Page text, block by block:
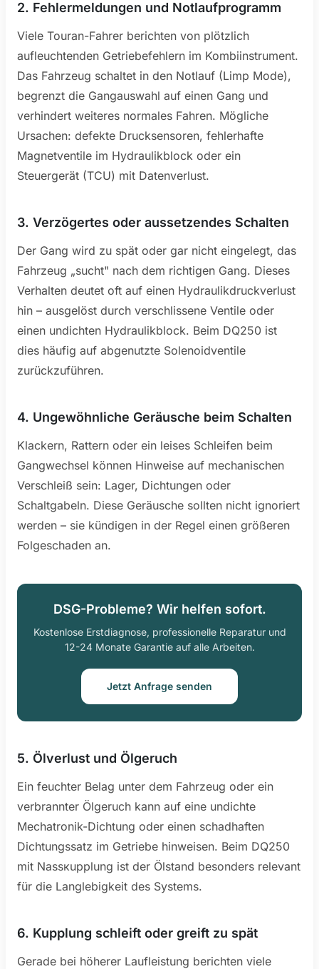
2. Fehlermeldungen und Notlaufprogramm
Viele Touran-Fahrer berichten von plötzlich
aufleuchtenden Getriebefehlern im Kombiinstrument.
Das Fahrzeug schaltet in den Notlauf (Limp Mode),
begrenzt die Gangauswahl auf einen Gang und
verhindert weiteres normales Fahren. Mögliche
Ursachen: defekte Drucksensoren, fehlerhafte
Magnetventile im Hydraulikblock oder ein
Steuergerät (TCU) mit Datenverlust.
3. Verzögertes oder aussetzendes Schalten
Der Gang wird zu spät oder gar nicht eingelegt, das
Fahrzeug „sucht" nach dem richtigen Gang. Dieses
Verhalten deutet oft auf einen Hydraulikdruckverlust
hin – ausgelöst durch verschlissene Ventile oder
einen undichten Hydraulikblock. Beim DQ250 ist
dies häufig auf abgenutzte Solenoidventile
zurückzuführen.
4. Ungewöhnliche Geräusche beim Schalten
Klackern, Rattern oder ein leises Schleifen beim
Gangwechsel können Hinweise auf mechanischen
Verschleiß sein: Lager, Dichtungen oder
Schaltgabeln. Diese Geräusche sollten nicht ignoriert
werden – sie kündigen in der Regel einen größeren
Folgeschaden an.
DSG-Probleme? Wir helfen sofort.
Kostenlose Erstdiagnose, professionelle Reparatur und
12-24 Monate Garantie auf alle Arbeiten.
Jetzt Anfrage senden
5. Ölverlust und Ölgeruch
Ein feuchter Belag unter dem Fahrzeug oder ein
verbrannter Ölgeruch kann auf eine undichte
Mechatronik-Dichtung oder einen schadhaften
Dichtungssatz im Getriebe hinweisen. Beim DQ250
mit Nassкupplung ist der Ölstand besonders relevant
für die Langlebigkeit des Systems.
6. Kupplung schleift oder greift zu spät
Gerade bei höherer Laufleistung berichten viele